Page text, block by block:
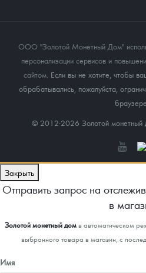
ООО "Золотой Монетный Дом"
персонализации сервисов и
сайтом . Если вы не хотите, чтобы
обрабатывались, пожалуйста,
браузере.
© 2012-2026 Золотой монетный
Закрыть
Отправить запрос на
в
Золотой монетный домв автоматическом
выбранного товара в магазин, с
Имя